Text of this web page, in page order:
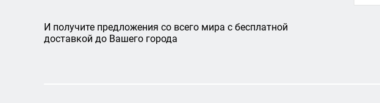
И получите предложения со всего мира с бесплатной
доставкой до Вашего города